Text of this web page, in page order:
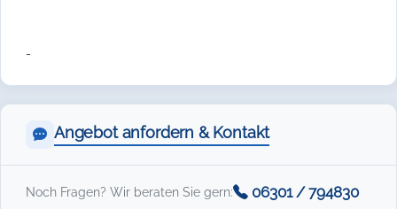
-
Angebot anfordern & Kontakt
Noch Fragen? Wir beraten Sie gern: 06301 / 794830